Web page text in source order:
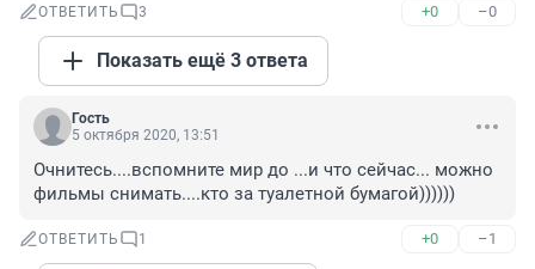
ОТВЕТИТЬ 3 +0 –0
Показать ещё 3 ответа
Гость
5 октября 2020, 13:51
Очнитесь....вспомните мир до ...и что сейчас... можно
фильмы снимать....кто за туалетной бумагой))))))
ОТВЕТИТЬ 1 +0 –1